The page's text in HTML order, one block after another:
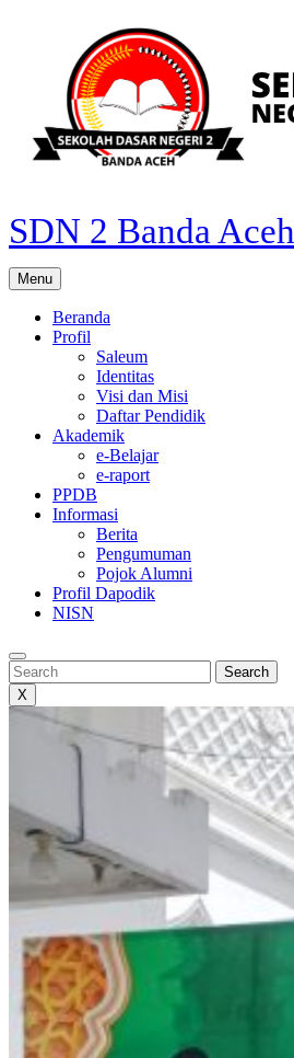
SDN 2 Banda Aceh
Menu
Beranda
Profil
Saleum
Identitas
Visi dan Misi
Daftar Pendidik
Akademik
e-Belajar
e-raport
PPDB
Informasi
Berita
Pengumuman
Pojok Alumni
Profil Dapodik
NISN
Search
Search
X